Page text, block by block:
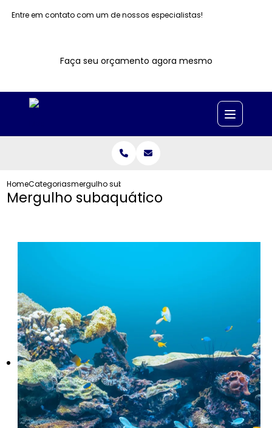
Entre em contato com um de nossos especialistas!
Faça seu orçamento agora mesmo
HomeCategoriasmergulho subaquatico
Mergulho subaquático